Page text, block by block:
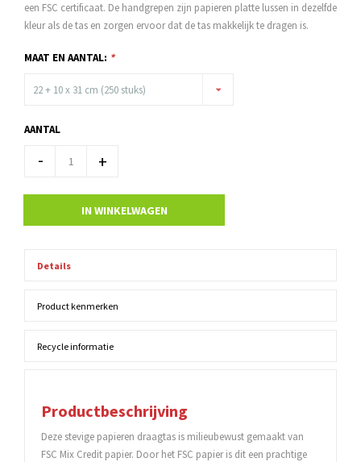
een FSC certificaat. De handgrepen zijn papieren platte lussen in dezelfde
kleur als de tas en zorgen ervoor dat de tas makkelijk te dragen is.
MAAT EN AANTAL: *
22 + 10 x 31 cm (250 stuks)
AANTAL
- +
IN WINKELWAGEN
Details
Product kenmerken
Recycle informatie
Productbeschrijving
Deze stevige papieren draagtas is milieubewust gemaakt van
FSC Mix Credit papier. Door het FSC papier is dit een prachtige